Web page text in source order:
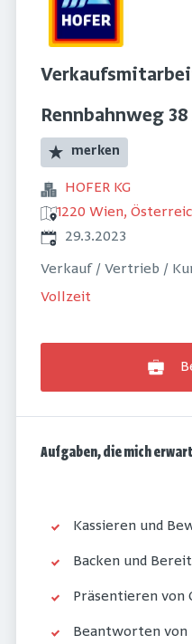
Rennbahnweg
merken
HOFER KG
1220 Wien,
Veröffentlicht
29.3.2023
Verkauf / Vertrieb /
Vollzeit
Aufgaben, die mich
Kassieren und
Backen und
Präsentieren von
Beantworten von